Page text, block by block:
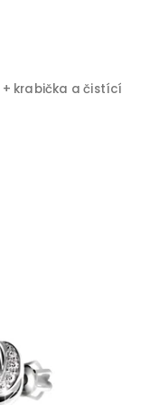
+ krabička a čistící